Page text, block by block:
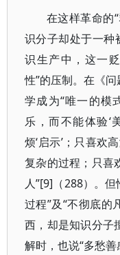
在这样革命的
识分子却处于一种
识生产中，这一
性”的压制。在《
学成为“唯一的模
乐，而不能体验‘
烦‘启示’；只喜欢
复杂的过程；只喜
人”[9]（288）。但
过程”及“不彻底的
西，却是知识分子
解时，也说“多愁